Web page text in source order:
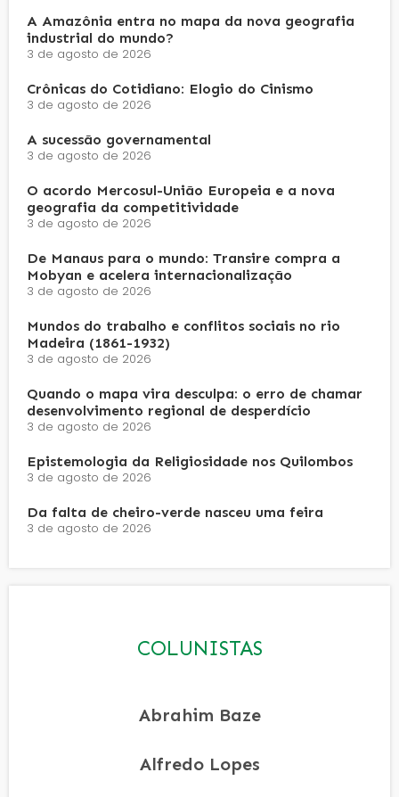
A Amazônia entra no mapa da nova geografia
industrial do mundo?
3 de agosto de 2026
Crônicas do Cotidiano: Elogio do Cinismo
3 de agosto de 2026
A sucessão governamental
3 de agosto de 2026
O acordo Mercosul-União Europeia e a nova
geografia da competitividade
3 de agosto de 2026
De Manaus para o mundo: Transire compra a
Mobyan e acelera internacionalização
3 de agosto de 2026
Mundos do trabalho e conflitos sociais no rio
Madeira (1861-1932)
3 de agosto de 2026
Quando o mapa vira desculpa: o erro de chamar
desenvolvimento regional de desperdício
3 de agosto de 2026
Epistemologia da Religiosidade nos Quilombos
3 de agosto de 2026
Da falta de cheiro-verde nasceu uma feira
3 de agosto de 2026
COLUNISTAS
Abrahim Baze
Alfredo Lopes